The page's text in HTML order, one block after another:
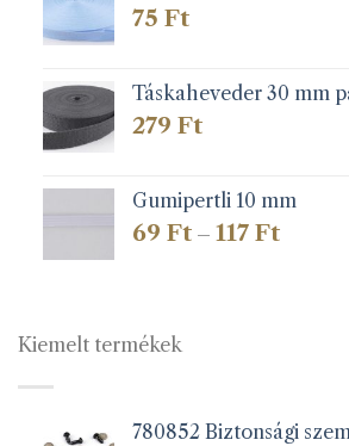
75 Ft
Táskaheveder 30 mm
279 Ft
Gumipertli 10 mm
69 Ft – 117 Ft
Kiemelt termékek
780852 Biztonsági